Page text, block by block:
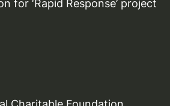
for ‘Rapid Response’ project